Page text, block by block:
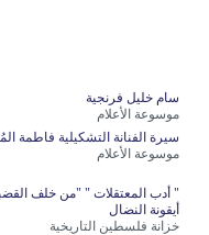
سام خليل فرنجية
موسوعة الأعلام
سيرة الفنانة التشكيلية فاطمة
موسوعة الأعلام
" أدب المعتقلات " "من خلف
أيقونة النضال
خزانة فلسطين التاريخية